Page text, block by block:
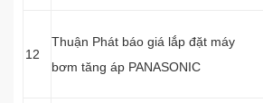
12
Thuận Phát báo giá lắp đặt máy
bơm tăng áp PANASONIC